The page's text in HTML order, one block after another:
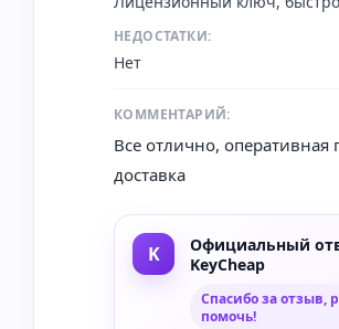
НЕДОСТАТКИ:
Нет
КОММЕНТАРИЙ:
Все отлично, оперативная
доставка
Официальный
KeyCheap
Спасибо за отзыв,
помочь!